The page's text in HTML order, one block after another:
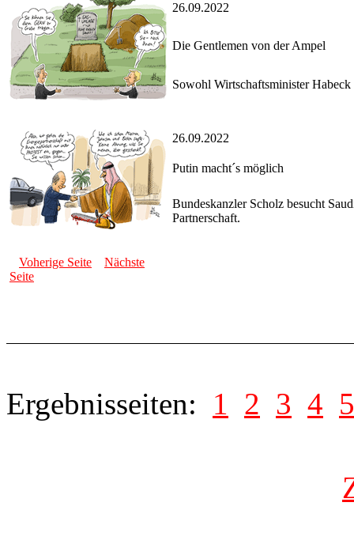
26.09.2022
Die Gentlemen von der Ampel
Sowohl Wirtschaftsminister
26.09.2022
Putin macht´s möglich
Bundeskanzler Scholz besucht
Partnerschaft.
Voherige Seite
Nächste
Seite
Ergebnisseiten: 1 2 3 4 5